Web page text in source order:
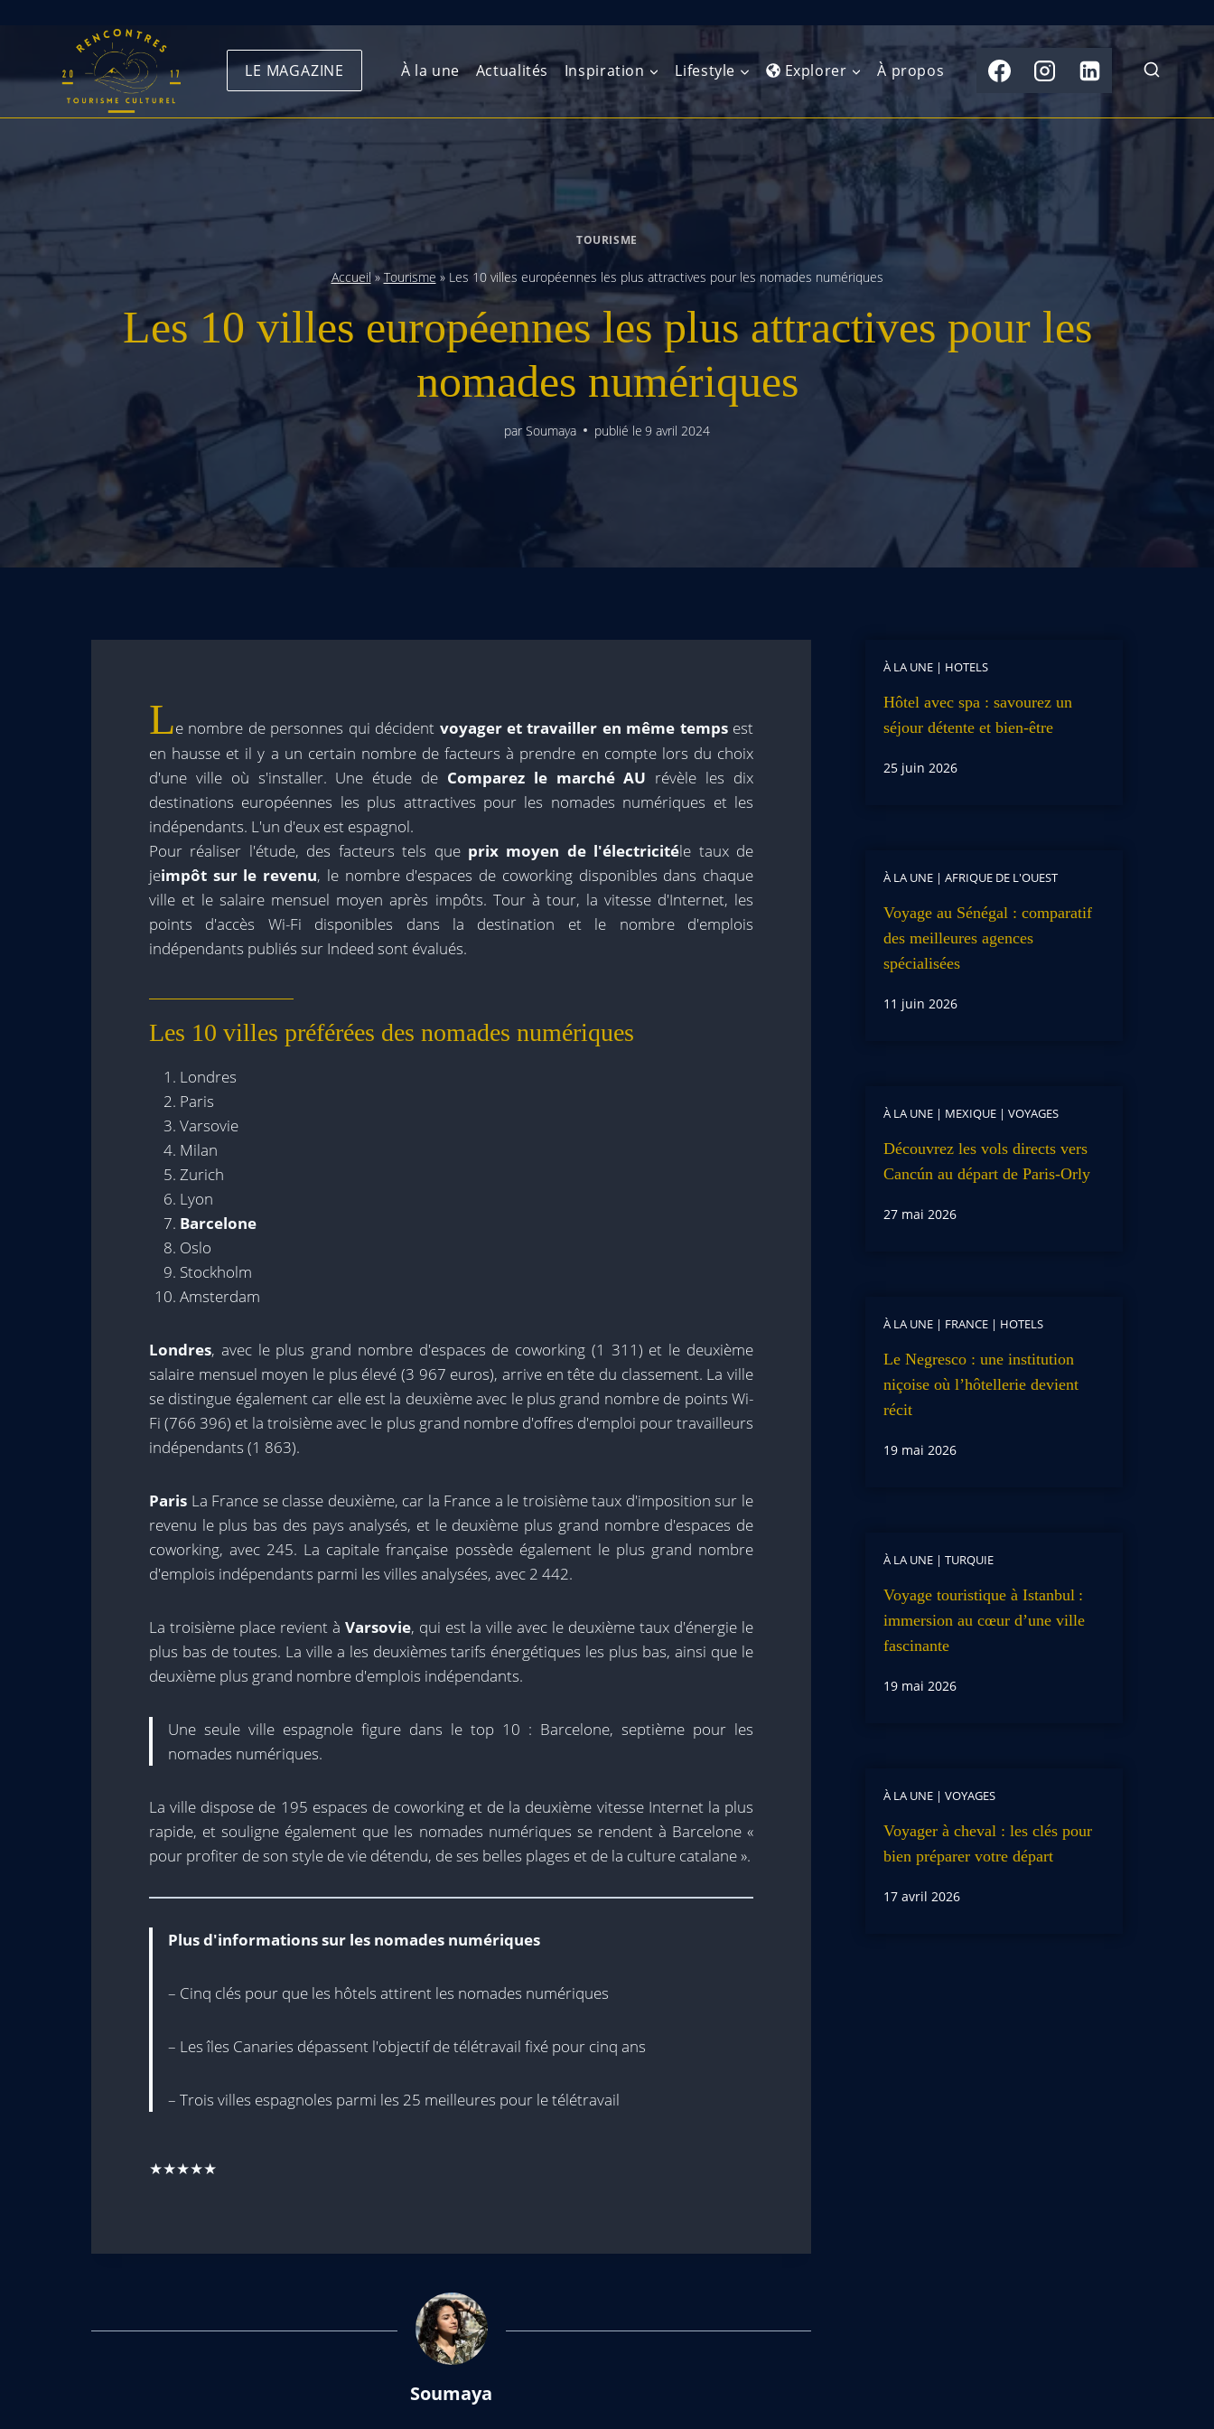
content
LE MAGAZINE À la une Actualités Inspiration Lifestyle Explorer
Europe de l’Ouest
Europe du Nord
Europe centrale
Europe de l’Est
Balkans
Amérique du Nord
Amérique centrale
Antilles et Caraïbes
Amérique du Sud
Afrique du Nord
Afrique de l’Ouest
Afrique de l’Est
Afrique australe
Moyen-Orient
Asie centrale
Sous-continent
Extrême-Orient
À propos
TOURISME
Accueil» Tourisme » Les 10 villes européennes les plus attractives pour les nomades numériques
Les 10 villes européennes les plus attractives pour les
nomades numériques
par Soumaya publié le 9 avril 2024
Le nombre de personnes qui décident voyager et travailler en même tempsest
en hausse et il y a un certain nombre de facteurs à prendre en compte lors du choix
d'une ville où s'installer. Une étude de Comparez le marché AU révèle les dix
destinations européennes les plus attractives pour les nomades numériques et les
indépendants. L'un d'eux est espagnol.
Pour réaliser l'étude, des facteurs tels que prix moyen de l'électricitéle taux de
jeimpôt sur le revenu, le nombre d'espaces de coworking disponibles dans chaque
ville et le salaire mensuel moyen après impôts. Tour à tour, la vitesse d'Internet, les
points d'accès Wi-Fi disponibles dans la destination et le nombre d'emplois
indépendants publiés sur Indeed sont évalués.
Les 10 villes préférées des nomades numériques
Londres
Paris
Varsovie
Milan
Zurich
Lyon
Barcelone
Oslo
Stockholm
Amsterdam
Londres, avec le plus grand nombre d'espaces de coworking (1 311) et le deuxième
salaire mensuel moyen le plus élevé (3 967 euros), arrive en tête du classement. La ville
se distingue également car elle est la deuxième avec le plus grand nombre de points Wi-
Fi (766 396) et la troisième avec le plus grand nombre d'offres d'emploi pour travailleurs
indépendants (1 863).
Paris La France se classe deuxième, car la France a le troisième taux d'imposition sur le
revenu le plus bas des pays analysés, et le deuxième plus grand nombre d'espaces de
coworking, avec 245. La capitale française possède également le plus grand nombre
d'emplois indépendants parmi les villes analysées, avec 2 442.
La troisième place revient à Varsovie, qui est la ville avec le deuxième taux d'énergie le
plus bas de toutes. La ville a les deuxièmes tarifs énergétiques les plus bas, ainsi que le
deuxième plus grand nombre d'emplois indépendants.
Une seule ville espagnole figure dans le top 10 : Barcelone, septième pour les
nomades numériques.
La ville dispose de 195 espaces de coworking et de la deuxième vitesse Internet la plus
rapide, et souligne également que les nomades numériques se rendent à Barcelone «
pour profiter de son style de vie détendu, de ses belles plages et de la culture catalane ».
Plus d'informations sur les nomades numériques
– Cinq clés pour que les hôtels attirent les nomades numériques
– Les îles Canaries dépassent l'objectif de télétravail fixé pour cinq ans
– Trois villes espagnoles parmi les 25 meilleures pour le télétravail
★★★★★
Soumaya
À LA UNE| HOTELS
Hôtel avec spa : savourez un
séjour détente et bien-être
25 juin 2026
À LA UNE| AFRIQUE DE L'OUEST
Voyage au Sénégal : comparatif
des meilleures agences
spécialisées
11 juin 2026
À LA UNE| MEXIQUE| VOYAGES
Découvrez les vols directs vers
Cancún au départ de Paris-Orly
27 mai 2026
À LA UNE| FRANCE| HOTELS
Le Negresco : une institution
niçoise où l’hôtellerie devient
récit
19 mai 2026
À LA UNE| TURQUIE
Voyage touristique à Istanbul :
immersion au cœur d’une ville
fascinante
19 mai 2026
À LA UNE| VOYAGES
Voyager à cheval : les clés pour
bien préparer votre départ
17 avril 2026